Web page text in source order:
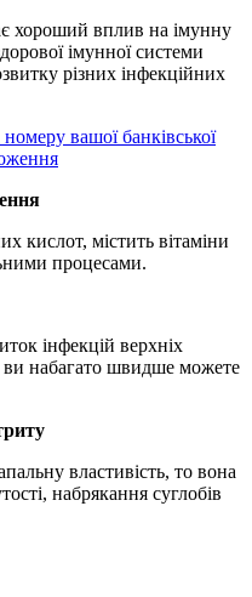
хороший вплив на імунну
імунної системи
різних інфекційних
вашої банківської
кислот, містить вітаміни
процесами.
інфекцій верхніх
ви набагато швидше можете
властивість, то вона
набрякання суглобів